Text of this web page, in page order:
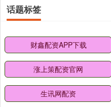
话题标签
财鑫配资APP下载
涨上策配资官网
生讯网配资